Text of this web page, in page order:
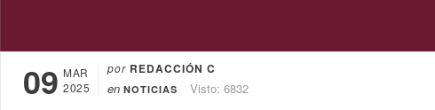
09 MAR
2025
por REDACCIÓN C
en NOTICIAS Visto: 6832